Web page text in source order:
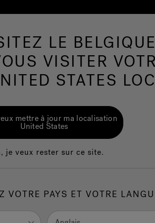
de bains Wellness Le
Eau propre
Profitez d’une
LE
VISITER
STATES
mettre à jour ma localisation
United States
je veux rester sur ce site.
VOTRE PAYS ET VOTRE